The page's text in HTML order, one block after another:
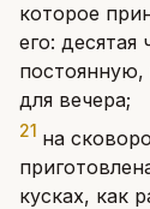
которое
его:
постоянную,
для вечера;
21 на
кусках, как